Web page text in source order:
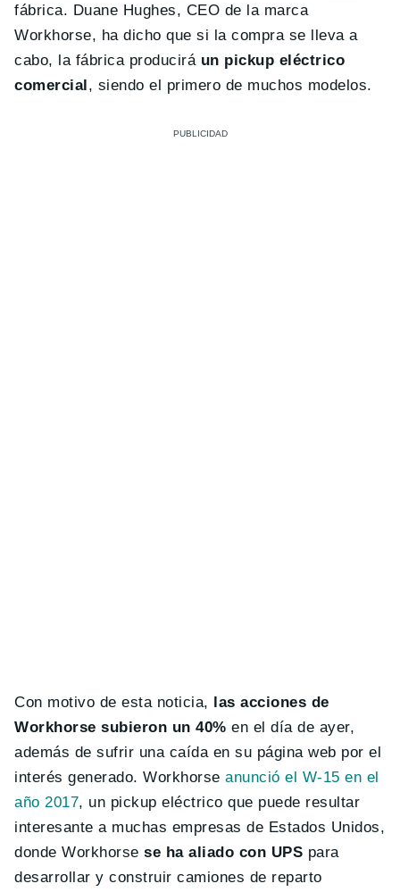
fábrica. Duane Hughes, CEO de la marca
Workhorse, ha dicho que si la compra se lleva a
cabo, la fábrica producirá un pickup eléctrico
comercial, siendo el primero de muchos modelos.
Con motivo de esta noticia, las acciones de
Workhorse subieron un 40% en el día de ayer,
además de sufrir una caída en su página web por el
interés generado. Workhorseanunció el W-15 en el
año 2017, un pickup eléctrico que puede resultar
interesante a muchas empresas de Estados Unidos,
donde Workhorsese ha aliado con UPS para
desarrollar y construir camiones de reparto